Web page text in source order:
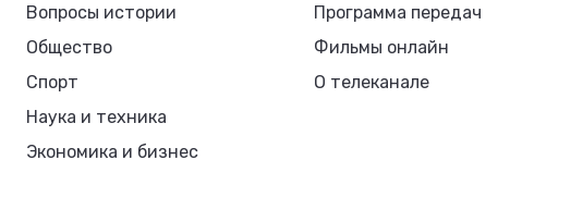
Вопросы истории
Общество
Спорт
Наука и техника
Экономика и бизнес
Программа передач
Фильмы онлайн
О телеканале